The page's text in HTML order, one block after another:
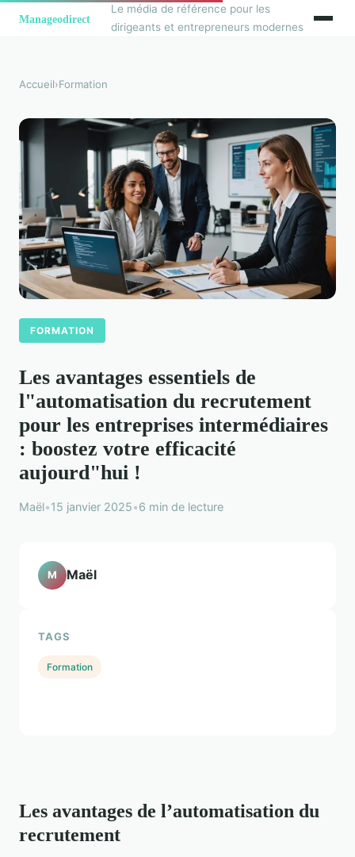
Le média de référence pour les
dirigeants et entrepreneurs modernes
Accueil›Formation
FORMATION
Les avantages essentiels de
l"automatisation du recrutement
pour les entreprises intermédiaires
: boostez votre efficacité
aujourd"hui !
Maël•15 janvier 2025•6 min de lecture
Les avantages de l’automatisation du
recrutement
M Maël
TAGS
Formation